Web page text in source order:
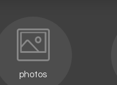
photos